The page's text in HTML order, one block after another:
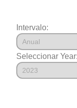
Intervalo:
Seleccionar Year: